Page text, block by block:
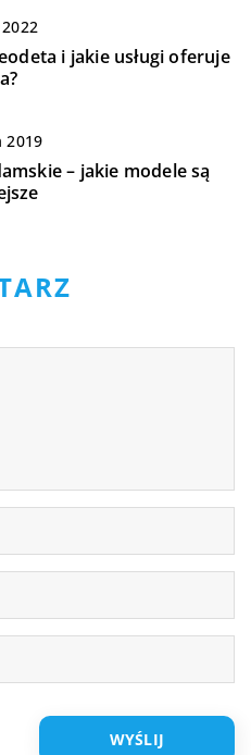
i jakie usługi oferuje
2019
– jakie modele są